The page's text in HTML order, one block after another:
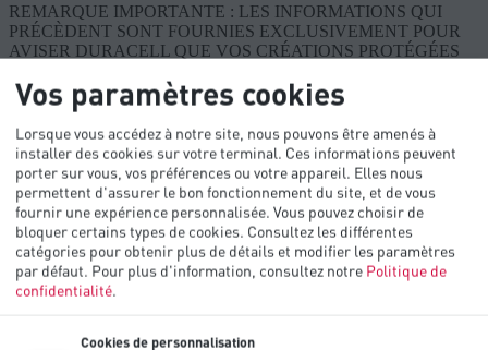
REMARQUE IMPORTANTE : LES INFORMATIONS QUI
PRÉCÈDENT SONT FOURNIES EXCLUSIVEMENT POUR
AVISER DURACELL QUE VOS CRÉATIONS PROTÉGÉES
CONTREFAITES. TOUTES LES AUTRES REQUÊTES,
NOTAMMENT LES QUESTIONS ET REQUÊTES
RELATIVES AUX PRODUITS ET SERVICES, OU LES
QUESTIONS EN MATIÈRE DE CONFIDENTIALITÉ, NE
RECEVRONT PAS DE RÉPONSE PAR CETTE VOIE.
Descriptions de produit
Chaque engagement ou déclaration au sujet de l’efficacité des
produits Duracell et/ou chaque engagement ou déclaration qui
compare l’efficacité des produits Duracell à l’efficacité d’autres
Vos paramètres cookies
Lorsque vous accédez à notre site, nous pouvons être amenés à
installer des cookies sur votre terminal. Ces informations peuvent
porter sur vous, vos préférences ou votre appareil. Elles nous
permettent d'assurer le bon fonctionnement du site, et de vous
fournir une expérience personnalisée. Vous pouvez choisir de
bloquer certains types de cookies. Consultez les différentes
catégories pour obtenir plus de détails et modifier les paramètres
par défaut. Pour plus d'information, consultez notre Politique de
confidentialité.
Cookies de personnalisation